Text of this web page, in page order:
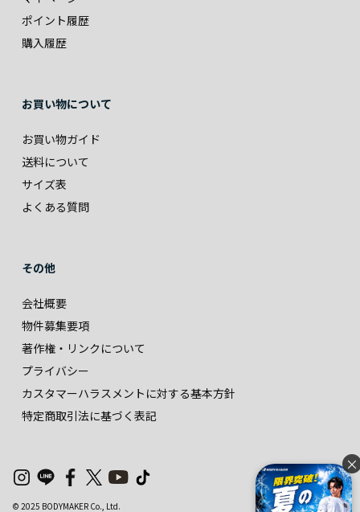
×
ポイント履歴
購入履歴
お買い物について
お買い物ガイド
送料について
サイズ表
よくある質問
その他
会社概要
物件募集要項
著作権・リンクについて
プライバシー
カスタマーハラスメントに対する基本方針
特定商取引法に基づく表記
© 2025 BODYMAKER Co., Ltd.